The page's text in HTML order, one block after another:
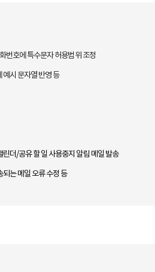
번호에 특수문자 허용범위 조정
예시 문자열 반영 등
더/공유 할 일 사용중지 알림 메일 발송
는 메일 오류 수정 등